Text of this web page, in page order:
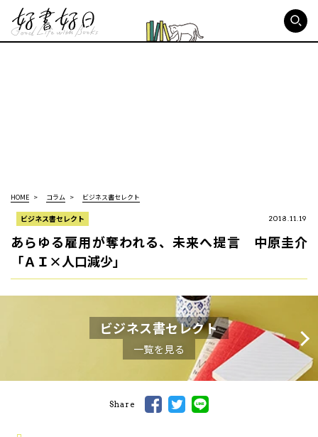
HOME コラム ビジネス書セレクト
ビジネス書セレクト 2018.11.19
あらゆる雇用が奪われる、未来へ提言 中原圭介
「ＡＩ×人口減少」
ビジネス書セレクト
一覧を見る
Share